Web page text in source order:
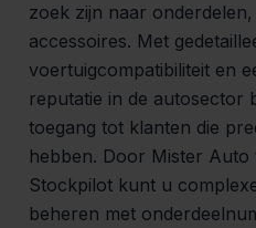
zoek zijn naar
accessoires. Met
voertuigcompatibiliteit en
reputatie in de autosector
toegang tot klanten die
hebben. Door Mister Auto
Stockpilot kunt u
beheren met